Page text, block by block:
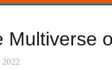
Multiverse